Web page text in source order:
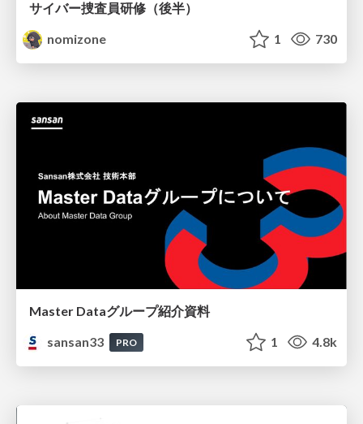
サイバー捜査員研修（後半）
nomizone
1 730
Master Dataグループ紹介資料
sansan33
PRO 1 4.8k